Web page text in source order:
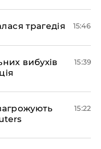
трагедія 15:46
вибухів
15:39
15:22